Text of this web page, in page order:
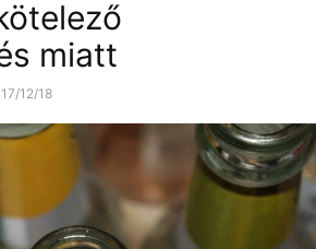
miatt
12/18